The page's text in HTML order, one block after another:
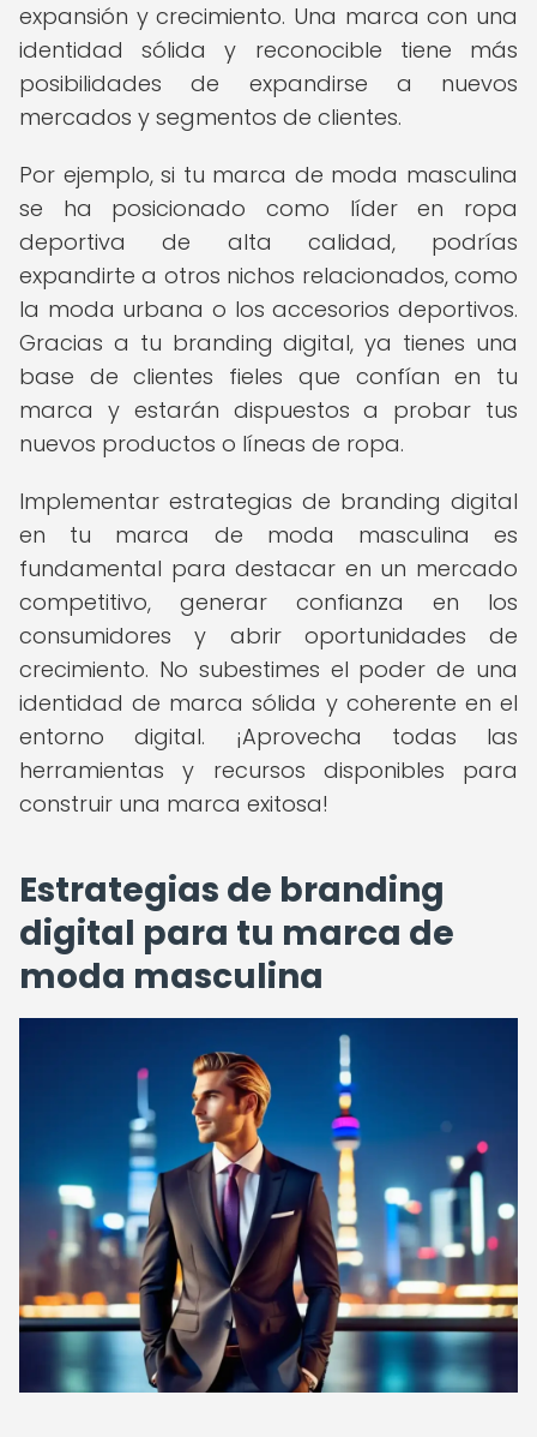
expansión y crecimiento. Una marca con una
identidad sólida y reconocible tiene más
posibilidades de expandirse a nuevos
mercados y segmentos de clientes.
Por ejemplo, si tu marca de moda masculina
se ha posicionado como líder en ropa
deportiva de alta calidad, podrías
expandirte a otros nichos relacionados, como
la moda urbana o los accesorios deportivos.
Gracias a tu branding digital, ya tienes una
base de clientes fieles que confían en tu
marca y estarán dispuestos a probar tus
nuevos productos o líneas de ropa.
Implementar estrategias de branding digital
en tu marca de moda masculina es
fundamental para destacar en un mercado
competitivo, generar confianza en los
consumidores y abrir oportunidades de
crecimiento. No subestimes el poder de una
identidad de marca sólida y coherente en el
entorno digital. ¡Aprovecha todas las
herramientas y recursos disponibles para
construir una marca exitosa!
Estrategias de branding
digital para tu marca de
moda masculina